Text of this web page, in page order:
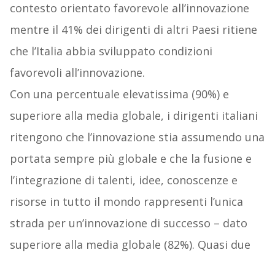
contesto orientato favorevole all’innovazione
mentre il 41% dei dirigenti di altri Paesi ritiene
che l’Italia abbia sviluppato condizioni
favorevoli all’innovazione.
Con una percentuale elevatissima (90%) e
superiore alla media globale, i dirigenti italiani
ritengono che l’innovazione stia assumendo una
portata sempre più globale e che la fusione e
l’integrazione di talenti, idee, conoscenze e
risorse in tutto il mondo rappresenti l’unica
strada per un’innovazione di successo – dato
superiore alla media globale (82%). Quasi due